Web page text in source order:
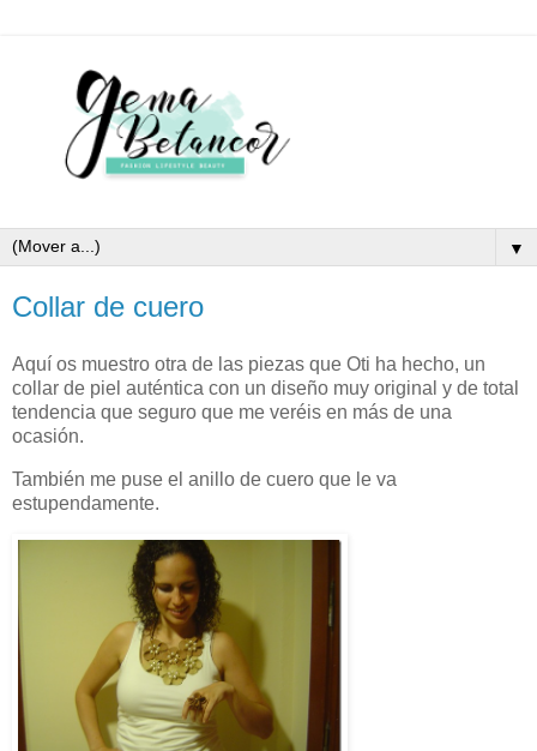
▼
Collar de cuero
Aquí os muestro otra de las piezas que Oti ha hecho, un
collar de piel auténtica con un diseño muy original y de total
tendencia que seguro que me veréis en más de una
ocasión.
También me puse el anillo de cuero que le va
estupendamente.